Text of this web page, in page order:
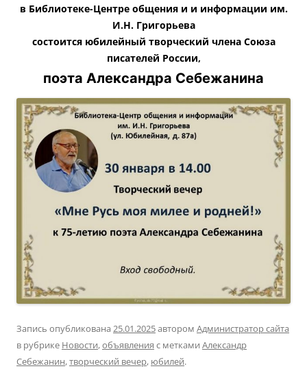
в Библиотеке-Центре общения и и информации им.
И.Н. Григорьева
состоится юбилейный творческий члена Союза
писателей России,
поэта Александра Себежанина
Запись опубликована 25.01.2025автором Администратор сайта
в рубрике Новости,объявления с метками Александр
Себежанин,творческий вечер, юбилей.